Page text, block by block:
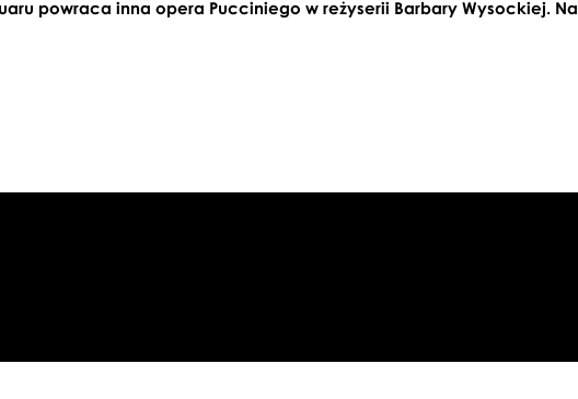
powraca inna opera Pucciniego w reżyserii Barbary Wysockiej. Na